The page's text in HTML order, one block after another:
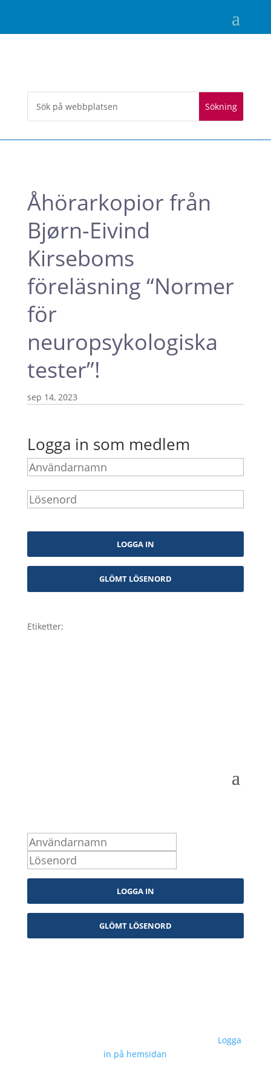
Åhörarkopior från
Bjørn-Eivind
Kirseboms
föreläsning “Normer
för
neuropsykologiska
tester”!
sep 14, 2023
Logga in som medlem
Etiketter:
Logga
in på hemsidan